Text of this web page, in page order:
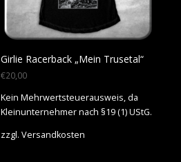
Girlie Racerback „Mein Trusetal“
€20,00
Kein Mehrwertsteuerausweis, da
Kleinunternehmer nach §19 (1) UStG.
zzgl. Versandkosten